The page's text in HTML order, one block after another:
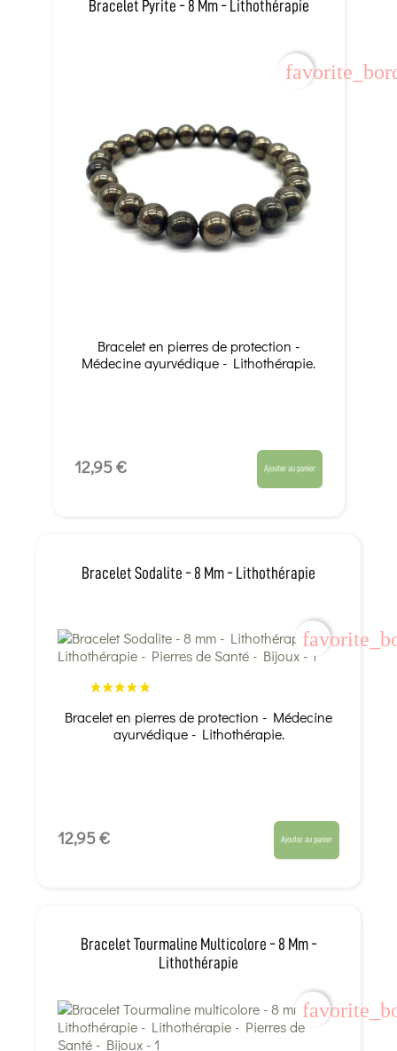
Bracelet Pyrite - 8 Mm - Lithothérapie
Bracelet en pierres de protection -
Médecine ayurvédique - Lithothérapie.
12,95 € Ajouter au panier
Bracelet Sodalite - 8 Mm - Lithothérapie
Bracelet en pierres de protection - Médecine
ayurvédique - Lithothérapie.
12,95 € Ajouter au panier
Bracelet Tourmaline Multicolore - 8 Mm -
Lithothérapie